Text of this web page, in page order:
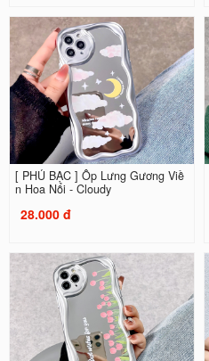
[ PHỦ BẠC ] Ốp Lưng Gương Viề
n Hoa Nổi - Cloudy
28.000 đ